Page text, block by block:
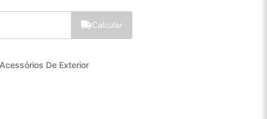
Calcular
Acessórios De Exterior